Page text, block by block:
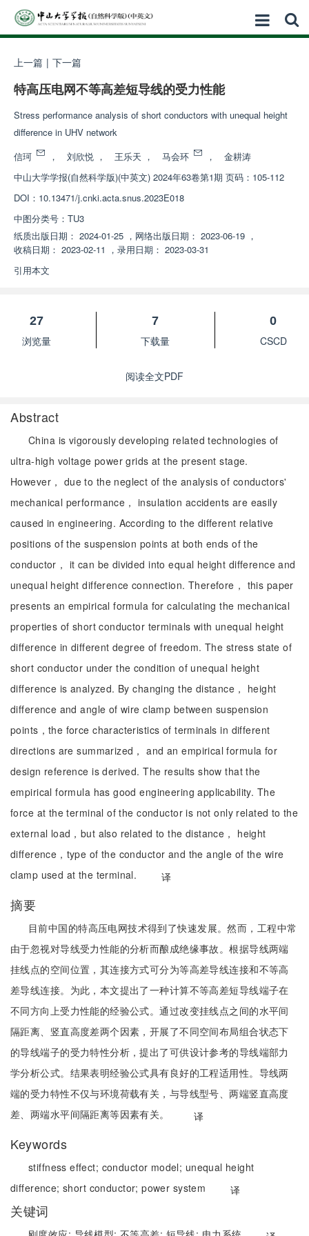
上一篇 | 下一篇
特高压电网不等高差短导线的受力性能
Stress performance analysis of short conductors with unequal height
difference in UHV network
信珂
， 刘欣悦 ， 王乐天 ， 马会环 ，
金耕涛
中山大学学报(自然科学版)(中英文) 2024年63卷第1期 页码：105-112
DOI： 10.13471/j.cnki.acta.snus.2023E018
中图分类号： TU3
纸质出版日期： 2024-01-25 ， 网络出版日期： 2023-06-19 ，
收稿日期： 2023-02-11 ， 录用日期： 2023-03-31
引用本文
27
浏览量
7
下载量
0
CSCD
阅读全文PDF
Abstract
China is vigorously developing related technologies of
ultra-high voltage power grids at the present stage.
However， due to the neglect of the analysis of conductors'
mechanical performance， insulation accidents are easily
caused in engineering. According to the different relative
positions of the suspension points at both ends of the
conductor， it can be divided into equal height difference and
unequal height difference connection. Therefore， this paper
presents an empirical formula for calculating the mechanical
properties of short conductor terminals with unequal height
difference in different degree of freedom. The stress state of
short conductor under the condition of unequal height
difference is analyzed. By changing the distance， height
difference and angle of wire clamp between suspension
points，the force characteristics of terminals in different
directions are summarized， and an empirical formula for
design reference is derived. The results show that the
empirical formula has good engineering applicability. The
force at the terminal of the conductor is not only related to the
external load，but also related to the distance， height
difference，type of the conductor and the angle of the wire
clamp used at the terminal.
译
摘要
目前中国的特高压电网技术得到了快速发展。然而，工程中常
由于忽视对导线受力性能的分析而酿成绝缘事故。根据导线两端
挂线点的空间位置，其连接方式可分为等高差导线连接和不等高
差导线连接。为此，本文提出了一种计算不等高差短导线端子在
不同方向上受力性能的经验公式。通过改变挂线点之间的水平间
隔距离、竖直高度差两个因素，开展了不同空间布局组合状态下
的导线端子的受力特性分析，提出了可供设计参考的导线端部力
学分析公式。结果表明经验公式具有良好的工程适用性。导线两
端的受力特性不仅与环境荷载有关，与导线型号、两端竖直高度
差、两端水平间隔距离等因素有关。
译
Keywords
stiffness effect; conductor model; unequal height
difference;short conductor;power system 译
关键词